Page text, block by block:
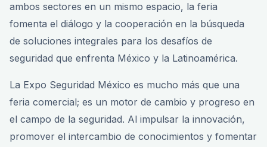
ambos sectores en un mismo espacio, la feria
fomenta el diálogo y la cooperación en la búsqueda
de soluciones integrales para los desafíos de
seguridad que enfrenta México y la Latinoamérica.
La Expo Seguridad México es mucho más que una
feria comercial; es un motor de cambio y progreso en
el campo de la seguridad. Al impulsar la innovación,
promover el intercambio de conocimientos y fomentar